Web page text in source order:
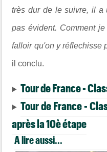
très dur de le suivre, il a
pas évident. Comment
falloir qu'on y réflechisse
il conclu.
Tour de France -
Tour de France -
après la 10è étape
A lire aussi...